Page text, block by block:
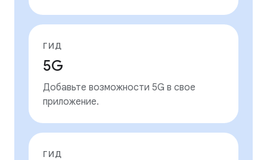
ГИД
5G
Добавьте возможности 5G в свое
приложение.
ГИД